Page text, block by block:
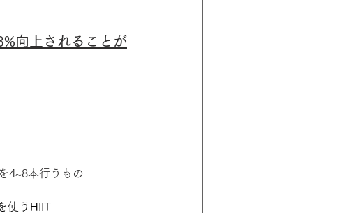
向上されることが
4~8本行うもの
使うHIIT